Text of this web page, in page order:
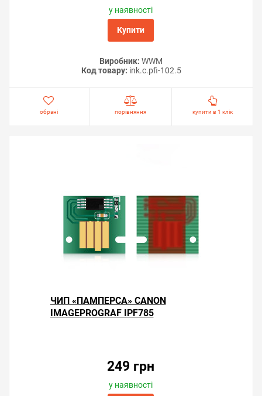
у наявності
Купити
Виробник: WWM
Код товару: ink.c.pfi-102.5
обрані порівняння купити в 1 клік
ЧИП «ПАМПЕРСА» CANON
IMAGEPROGRAF IPF785
249 грн
у наявності